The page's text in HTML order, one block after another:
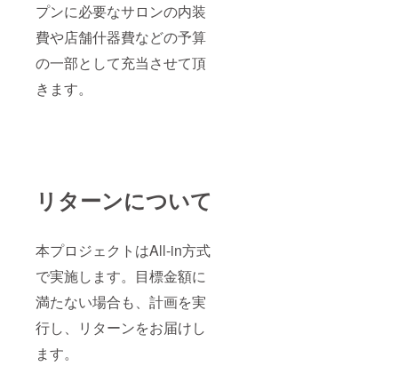
プンに必要なサロンの内装
費や店舗什器費などの予算
の一部として充当させて頂
きます。
リターンについて
本プロジェクトはAll-in方式
で実施します。目標金額に
満たない場合も、計画を実
行し、リターンをお届けし
ます。